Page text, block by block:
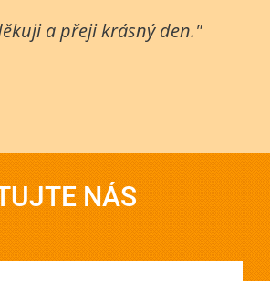
a přeji krásný den."
NÁS